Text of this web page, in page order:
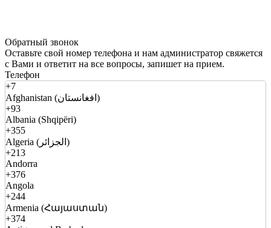
Обратный звонок
Оставьте свой номер телефона и нам администратор свяжется
с Вами и ответит на все вопросы, запишет на прием.
Телефон
+7
Afghanistan (افغانستان)
+93
Albania (Shqipëri)
+355
Algeria (الجزائر)
+213
Andorra
+376
Angola
+244
Armenia (Հայաստան)
+374